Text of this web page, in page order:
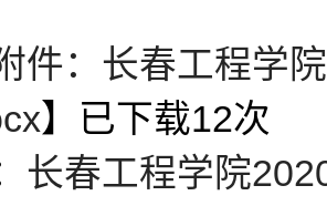
件：长春工程学
】已下载12次
长春工程学院